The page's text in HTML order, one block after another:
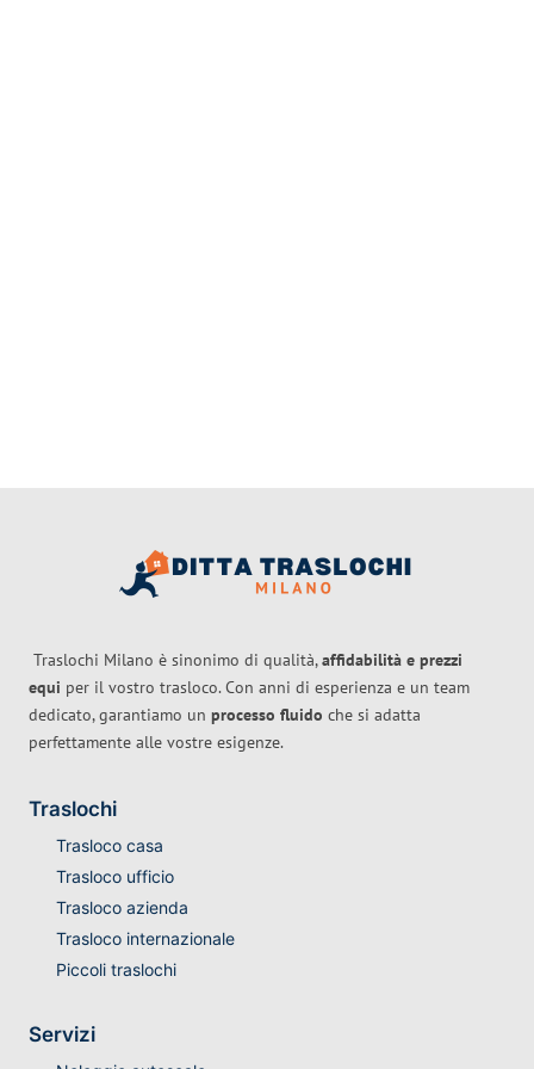
Traslochi Milano è sinonimo di qualità,affidabilità e prezzi
equi per il vostro trasloco. Con anni di esperienza e un team
dedicato, garantiamo un processo fluido che si adatta
perfettamente alle vostre esigenze.
Traslochi
Trasloco casa
Trasloco ufficio
Trasloco azienda
Trasloco internazionale
Piccoli traslochi
Servizi